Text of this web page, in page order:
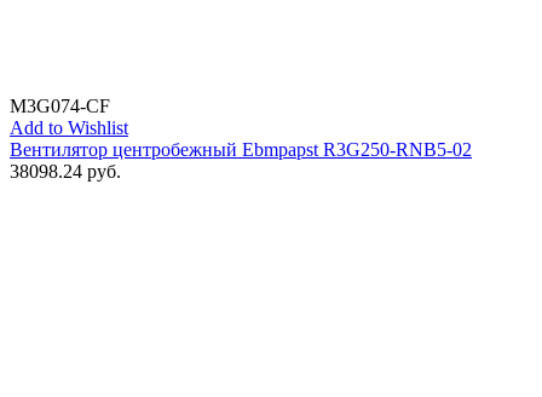
M3G074-CF
Add to Wishlist
Вентилятор центробежный Ebmpapst R3G250-RNB5-02
38098.24 руб.